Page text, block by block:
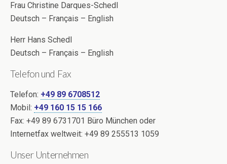
Frau Christine Darques-Schedl
Deutsch – Français – English
Herr Hans Schedl
Deutsch – Français – English
Telefon und Fax
Telefon: +49 89 6708512
Mobil: +49 160 15 15 166
Fax: +49 89 6731701 Büro München oder
Internetfax weltweit: +49 89 255513 1059
Unser Unternehmen